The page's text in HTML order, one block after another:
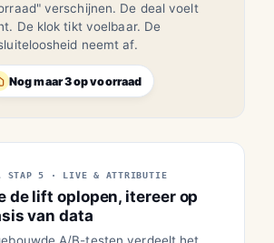
verschijnen. De deal voelt
De klok tikt voelbaar. De
neemt af.
Nog maar 3 op voorraad
STAP 5 · LIVE & ATTRIBUTIE
de lift oplopen, itereer op
van data